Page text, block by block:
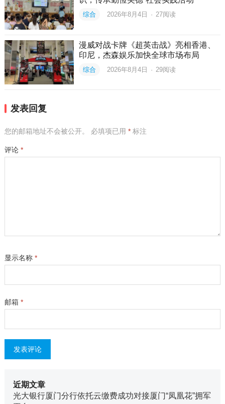
综合 2026年8月4日 · 27阅读
漫威对战卡牌《超英击战》亮相香港、
印尼，杰森娱乐加快全球市场布局
综合 2026年8月4日 · 29阅读
发表回复
您的邮箱地址不会被公开。 必填项已用 *标注
评论 *
显示名称 *
邮箱 *
近期文章
光大银行厦门分行依托云缴费成功对接厦门“凤凰花”拥军